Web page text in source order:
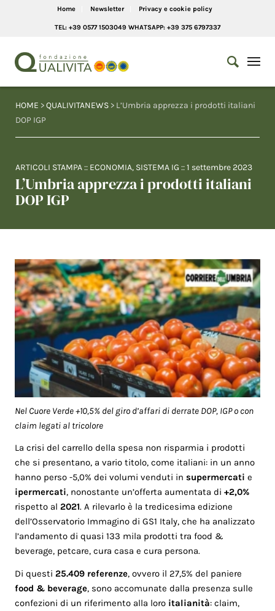
Home Newsletter Privacy e cookie policy
TEL: +39 0577 1503049 WHATSAPP: +39 375 6797337
HOME >QUALIVITANEWS > L’Umbria apprezza i prodotti italiani
DOP IGP
ARTICOLI STAMPA :: ECONOMIA, SISTEMA IG ::1 settembre 2023
L’Umbria apprezza i prodotti italiani
DOP IGP
Nel Cuore Verde +10,5% del giro d’affari di derrate DOP, IGP o con
claim legati al tricolore
La crisi del carrello della spesa non risparmia i prodotti
che si presentano, a vario titolo, come italiani: in un anno
hanno perso -5,0% dei volumi venduti insupermercati e
ipermercati, nonostante un’offerta aumentata di+2,0%
rispetto al2021. A rilevarlo è la tredicesima edizione
dell’Osservatorio Immagino di GS1 Italy, che ha analizzato
l’andamento di quasi 133 mila prodotti tra food &
beverage, petcare, cura casa e cura persona.
Di questi25.409 referenze, ovvero il 27,5% del paniere
food & beverage, sono accomunate dalla presenza sulle
confezioni di un riferimento alla loro italianità: claim,